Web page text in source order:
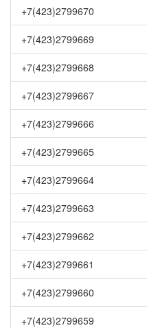
+7(423)2799670
+7(423)2799669
+7(423)2799668
+7(423)2799667
+7(423)2799666
+7(423)2799665
+7(423)2799664
+7(423)2799663
+7(423)2799662
+7(423)2799661
+7(423)2799660
+7(423)2799659